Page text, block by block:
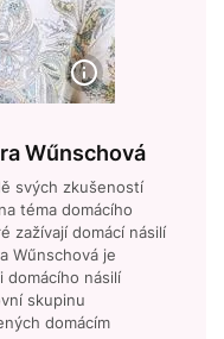
Wűnschová
svých zkušeností
téma domácího
zažívají domácí násilí
Wűnschová je
domácího násilí
skupinu
domácím